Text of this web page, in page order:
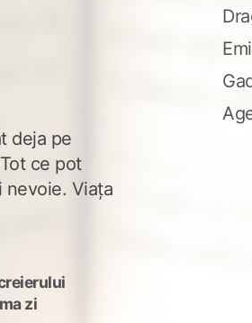
deja pe
ce pot
nevoie. Viața
zi